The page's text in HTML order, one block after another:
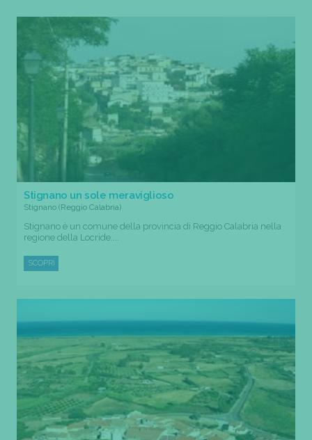
Stignano un sole meraviglioso
Stignano (Reggio Calabria)
Stignano è un comune della provincia di Reggio Calabria nella
regione della Locride....
SCOPRI